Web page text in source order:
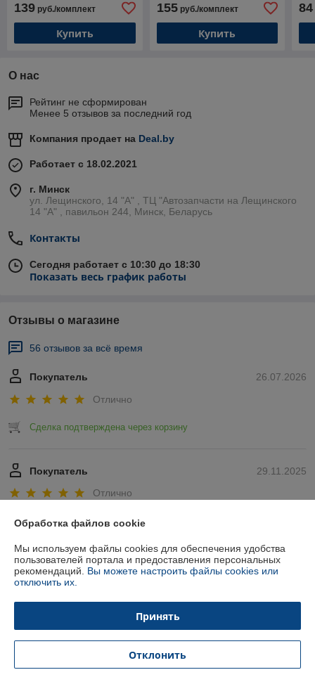
139 руб./комплект
Купить
155руб./комплект
Купить
84
О нас
Рейтинг не сформирован
Менее 5 отзывов за последний год
Компания продает на Deal.by
Работает с 18.02.2021
г. Минск
ул. Лещинского, 14 "А" , ТЦ "Автозапчасти на Лещинcкого
14 "A" , павильон 244, Минск, Беларусь
Контакты
Сегодня работает с 10:30 до 18:30
Показать весь график работы
Отзывы о магазине
56 отзывов за всё время
26.07.2026
Покупатель
Отлично
Сделка подтверждена через корзину
29.11.2025
Покупатель
Отлично
Показать все отзывы
О нас
Контакты
Доставка и оплата
График работы
Обработка файлов cookie
Мы используем файлы cookies для обеспечения удобства
пользователей портала и предоставления персональных
рекомендаций. Вы можете настроить файлы cookies или
отключить их.
Принять
Отклонить